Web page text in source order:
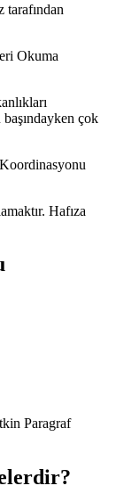
Okuma
çok
Hafıza
Paragraf